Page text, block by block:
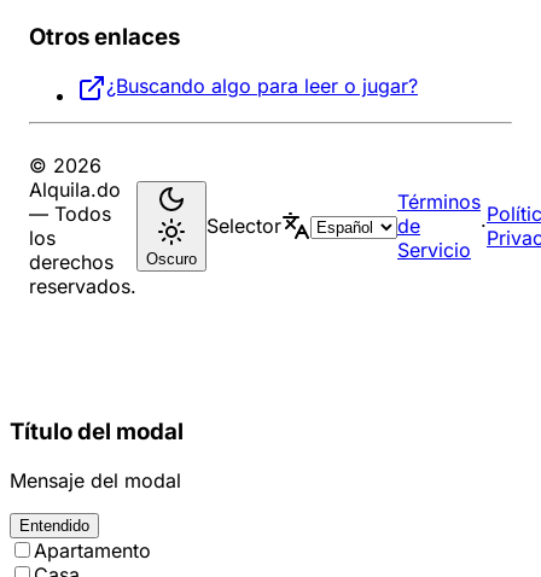
Otros enlaces
¿Buscando algo para leer o jugar?
© 2026
Alquila.do
— Todos
los
derechos
reservados.
Oscuro
Selector
Términos
de
Servicio
·
Título del modal
Mensaje del modal
Entendido
Apartamento